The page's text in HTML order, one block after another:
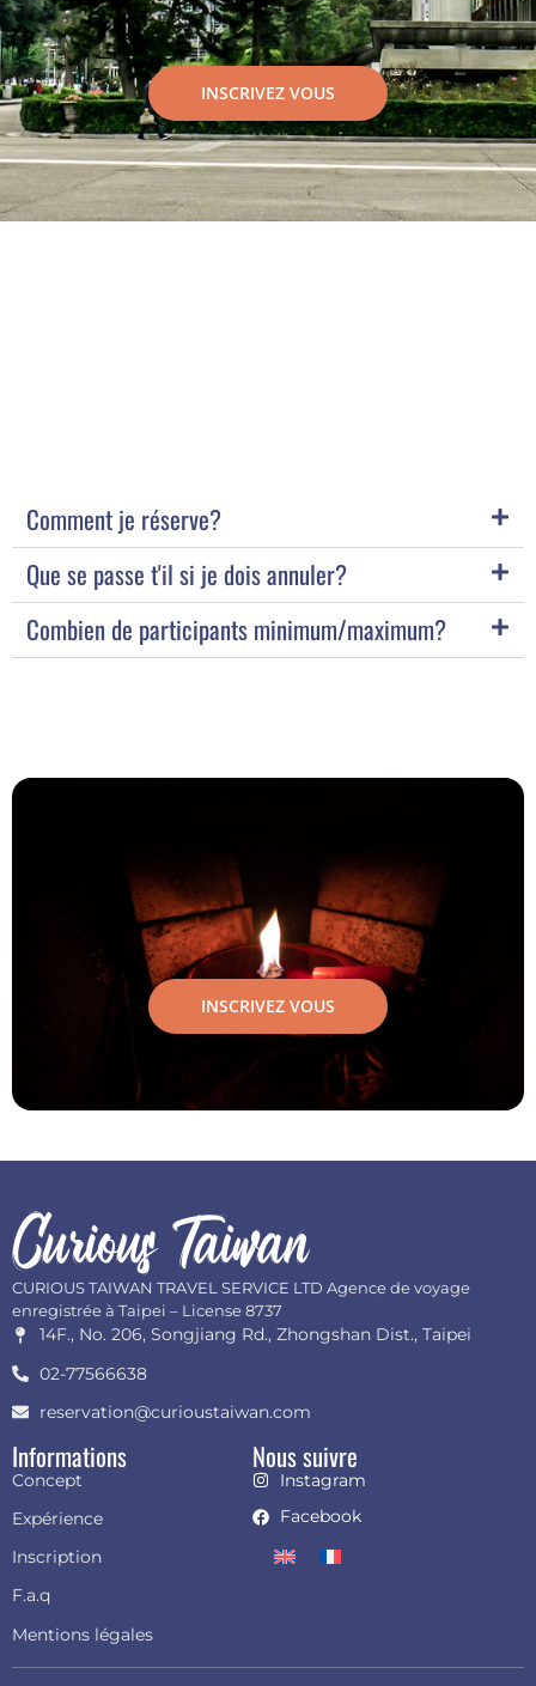
INSCRIVEZ VOUS
Comment je réserve?
Que se passe t'il si je dois annuler?
Combien de participants minimum/maximum?
INSCRIVEZ VOUS
CURIOUS TAIWAN TRAVEL SERVICE LTD Agence de voyage
enregistrée à Taipei – License 8737
14F., No. 206, Songjiang Rd., Zhongshan Dist., Taipei
02-77566638
reservation@curioustaiwan.com
Informations
Concept
Expérience
Inscription
F.a.q
Mentions légales
Nous suivre
Instagram
Facebook